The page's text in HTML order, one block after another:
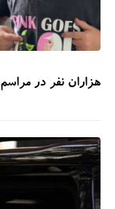
هزاران نفر در